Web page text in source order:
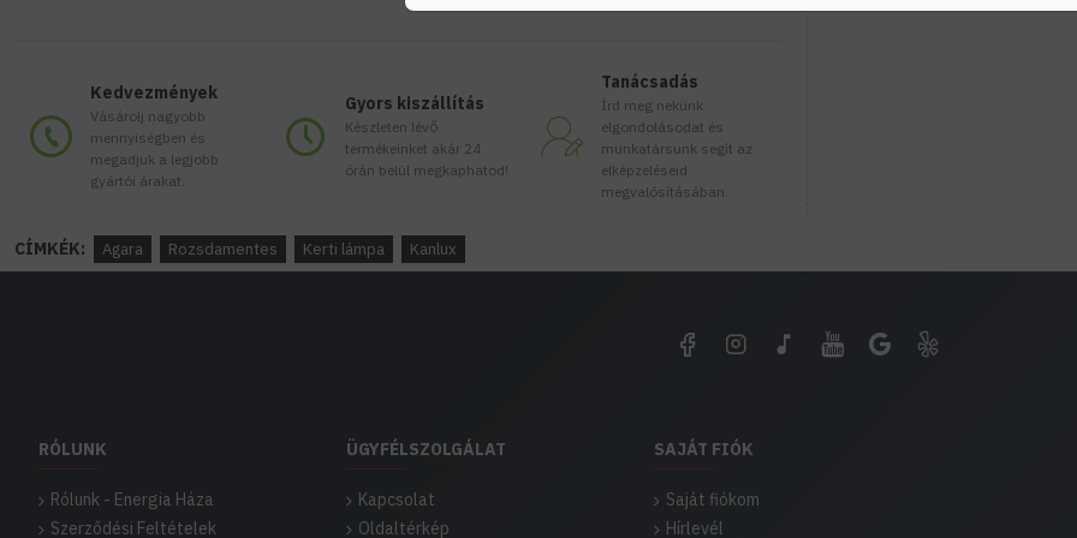
Kedvezmények
Vásárolj nagyobb
mennyiségben és
megadjuk a legjobb
gyártói árakat.
Gyors kiszállítás
Készleten lévő
termékeinket akár 24
órán belül megkaphatod!
Tanácsadás
Írd meg nekünk
elgondolásodat és
munkatársunk segít az
elképzeléseid
megvalósításában.
Elhelyezés
karbantartási igénye
CÍMKÉK: Agara Rozsdamentes Kerti lámpa Kanlux
RÓLUNK
Rólunk - Energia Háza
Szerződési Feltételek
ÜGYFÉLSZOLGÁLAT
Kapcsolat
Oldaltérkép
SAJÁT FIÓK
Saját fiókom
Hírlevél